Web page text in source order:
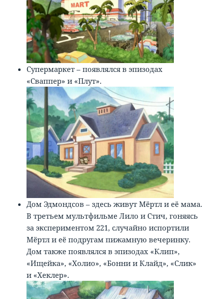
Супермаркет – появлялся в эпизодах
«Сваппер» и «Плут».
Дом Эдмондсов – здесь живут Мёртл и её мама.
В третьем мультфильме Лило и Стич, гоняясь
за экспериментом 221, случайно испортили
Мёртл и её подругам пижамную вечеринку.
Дом также появлялся в эпизодах «Клип»,
«Ищейка», «Холио», «Бонни и Клайд», «Слик»
и «Хеклер».